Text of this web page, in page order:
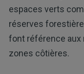
espaces verts
réserves
font référence aux
zones côtières.